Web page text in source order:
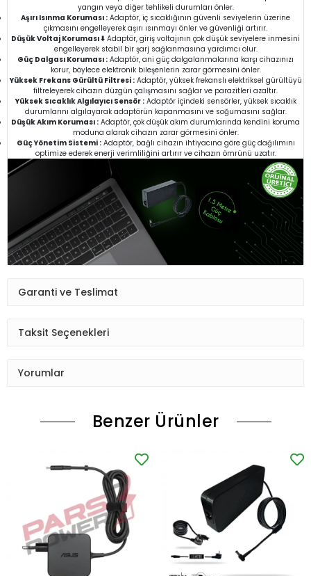
yangın veya diğer tehlikeli durumları önler.
Aşırı Isınma Koruması : Adaptör, iç sıcaklığının güvenli seviyelerin üzerine
çıkmasını engelleyerek aşırı ısınmayı önler ve güvenliği artırır.
Düşük Voltaj Koruması ⬇️ Adaptör, giriş voltajının çok düşük seviyelere inmesini
engelleyerek stabil bir şarj sağlanmasına yardımcı olur.
Güç Dalgası Koruması : Adaptör, ani güç dalgalanmalarına karşı cihazınızı
korur, böylece elektronik bileşenlerin zarar görmesini önler.
Yüksek Frekans Gürültü Filtresi :Adaptör, yüksek frekanslı elektriksel gürültüyü
filtreleyerek cihazın düzgün çalışmasını sağlar ve parazitleri azaltır.
Yüksek Sıcaklık Algılayıcı Sensör :Adaptör içindeki sensörler, yüksek sıcaklık
durumlarını algılayarak adaptörün kapanmasını ve soğumasını sağlar.
Düşük Akım Koruması : Adaptör, çok düşük akım durumlarında kendini koruma
moduna alarak cihazın zarar görmesini önler.
Güç Yönetim Sistemi :Adaptör, bağlı cihazın ihtiyacına göre güç dağılımını
optimize ederek enerji verimliliğini artırır ve cihazın ömrünü uzatır.
Garanti ve Teslimat
Taksit Seçenekleri
Yorumlar
Benzer Ürünler